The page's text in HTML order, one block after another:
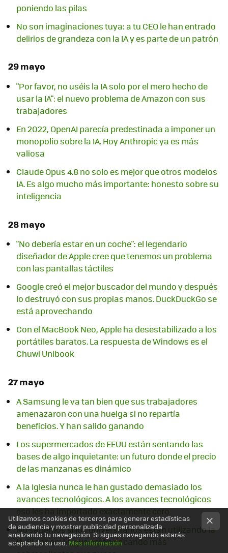
poniendo las pilas
No son imaginaciones tuya: a tu CEO le han entrado
delirios de grandeza con la IA y es parte de un patrón
29 mayo
"Por favor, no uséis la IA solo por el mero hecho de
usar la IA": el nuevo problema de Amazon con sus
trabajadores
En 2022, OpenAI parecía predestinada a imponer un
monopolio sobre la IA. Hoy Anthropic ya es más
valiosa
Claude Opus 4.8 no solo es mejor que otros modelos
IA. Es algo mucho más importante: honesto sobre su
inteligencia
28 mayo
"No debería estar en un coche": el legendario
diseñador de Apple cree que tenemos un problema
con las pantallas táctiles
Google creó el mejor buscador del mundo y después
lo destruyó con sus propias manos. DuckDuckGo se
está aprovechando
Con el MacBook Neo, Apple ha desestabilizado a los
portátiles baratos. La respuesta de Windows es el
Chuwi Unibook
27 mayo
A Samsung le va tan bien que sus trabajadores
amenazaron con una huelga si no repartía
beneficios. Y han salido ganando
Los supermercados de EEUU están sentando las
bases de algo inquietante: un futuro donde el precio
de las manzanas es dinámico
A la Iglesia nunca le han gustado demasiado los
avances tecnológicos. A los avances tecnológicos
eso les ha importado exactamente cero
No sabemos si los universitarios están utilizando la
IA. Sí sabemos que están sacando más
Utilizamos cookies de terceros para generar estadísticas
de audiencia y mostrar publicidad personalizada
analizando tu navegación. Si sigues navegando estarás
aceptando su uso.Más información